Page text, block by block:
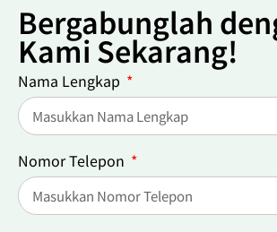
Bergabunglah
Kami Sekarang!
Nama Lengkap
Nomor Telepon